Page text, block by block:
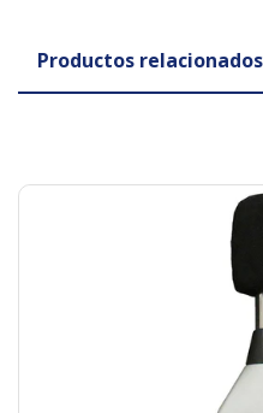
Productos relacionados